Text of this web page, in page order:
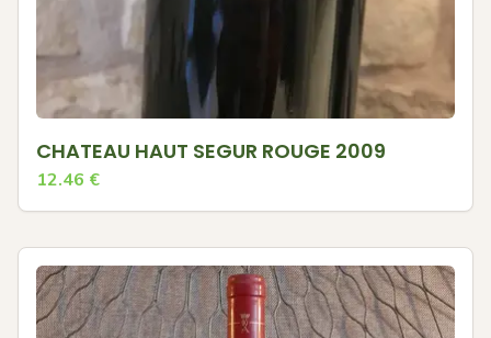
CHATEAU HAUT SEGUR ROUGE 2009
12.46 €